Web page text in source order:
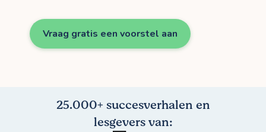
Vraag gratis een voorstel aan
25.000+ succesverhalen en
lesgevers van: